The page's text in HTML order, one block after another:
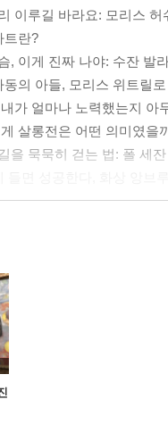
이루길 바라요: 모리스
트란?
, 이게 진짜 나야: 수잔 발
의 아들, 모리스 위트릴로
가 얼마나 노력했는지 아
살롱전은 어떤 의미였을
을 묵묵히 걷는 법: 폴 세잔
고 하더라도: 이반 아이바
술이란?
다움은 남는답니다: 오귀
한동안 붓을 들지 못한
나를 강하게 만든다: 귀
지 않았지만, 나는 언제
폴 고갱
여행: 빈센트 반 고흐